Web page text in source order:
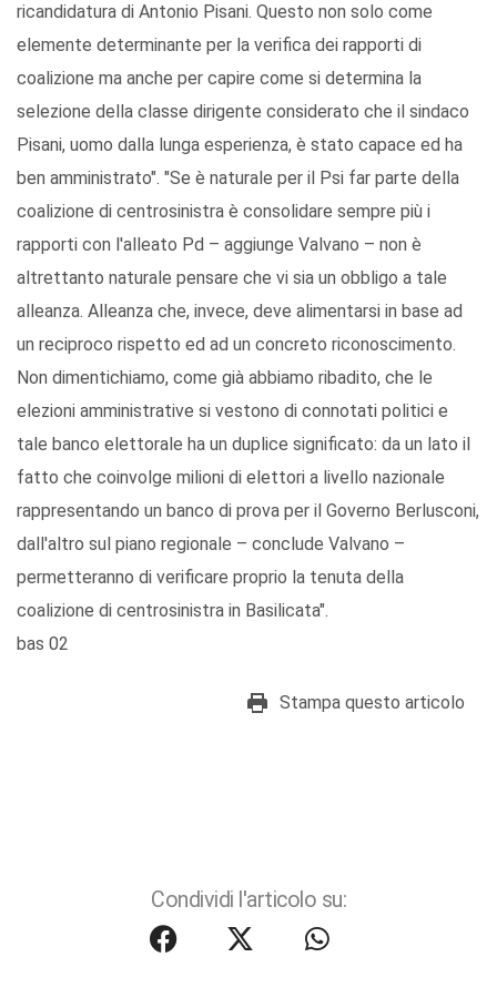
ricandidatura di Antonio Pisani. Questo non solo come
elemente determinante per la verifica dei rapporti di
coalizione ma anche per capire come si determina la
selezione della classe dirigente considerato che il sindaco
Pisani, uomo dalla lunga esperienza, è stato capace ed ha
ben amministrato". "Se è naturale per il Psi far parte della
coalizione di centrosinistra è consolidare sempre più i
rapporti con l'alleato Pd – aggiunge Valvano – non è
altrettanto naturale pensare che vi sia un obbligo a tale
alleanza. Alleanza che, invece, deve alimentarsi in base ad
un reciproco rispetto ed ad un concreto riconoscimento.
Non dimentichiamo, come già abbiamo ribadito, che le
elezioni amministrative si vestono di connotati politici e
tale banco elettorale ha un duplice significato: da un lato il
fatto che coinvolge milioni di elettori a livello nazionale
rappresentando un banco di prova per il Governo Berlusconi,
dall'altro sul piano regionale – conclude Valvano –
permetteranno di verificare proprio la tenuta della
coalizione di centrosinistra in Basilicata".
bas 02
Stampa questo articolo
Condividi l'articolo su: